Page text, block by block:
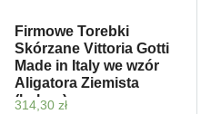
Firmowe Torebki
Skórzane Vittoria Gotti
Made in Italy we wzór
Aligatora Ziemista
(kolory)
314,30 zł